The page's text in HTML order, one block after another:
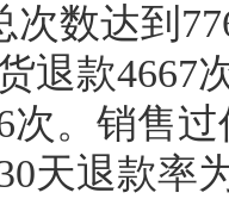
次数达到
退款4667
次。销售
天退款率